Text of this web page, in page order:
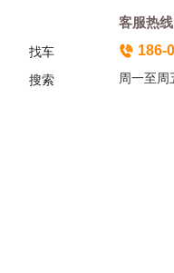
找车
搜索
客服热线
186-
周一至周